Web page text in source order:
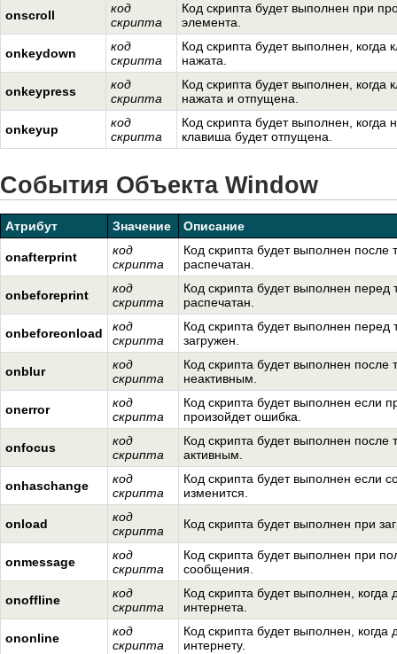
onscroll
код
скрипта
Код скрипта будет выполнен при
элемента.
onkeydown
код
скрипта
Код скрипта будет выполнен, когда
нажата.
onkeypress
код
скрипта
Код скрипта будет выполнен, когда
нажата и отпущена.
onkeyup
код
скрипта
Код скрипта будет выполнен, когда
клавиша будет отпущена.
События Объекта Window
Атрибут Значение Описание
onafterprint
код
скрипта
Код скрипта будет выполнен после
распечатан.
onbeforeprint
код
скрипта
Код скрипта будет выполнен перед
распечатан.
onbeforeonload
код
скрипта
Код скрипта будет выполнен перед
загружен.
onblur
код
скрипта
Код скрипта будет выполнен после
неактивным.
onerror
код
скрипта
Код скрипта будет выполнен если
произойдет ошибка.
onfocus
код
скрипта
Код скрипта будет выполнен после
активным.
onhaschange
код
скрипта
Код скрипта будет выполнен если
изменится.
onload
код
скрипта
Код скрипта будет выполнен при
onmessage
код
скрипта
Код скрипта будет выполнен при
сообщения.
onoffline
код
скрипта
Код скрипта будет выполнен, когда
интернета.
ononline
код
скрипта
Код скрипта будет выполнен, когда
интернету.